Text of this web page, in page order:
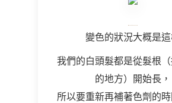
變色的狀況大概是
我們的白頭髮都是從髮根
的地方）開始長，
所以要重新再補著色劑的